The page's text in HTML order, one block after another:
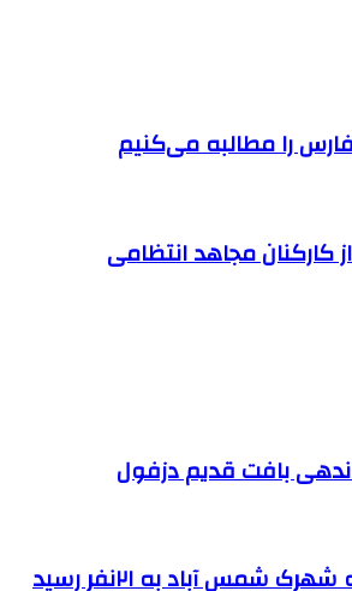
را مطالبه‌ می‌کنیم
کارکنان مجاهد انتظامی
آباد به ۲۱نفر رسید